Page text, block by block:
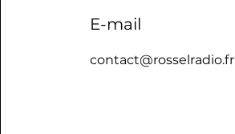
E-mail
contact@rosselradio.fr